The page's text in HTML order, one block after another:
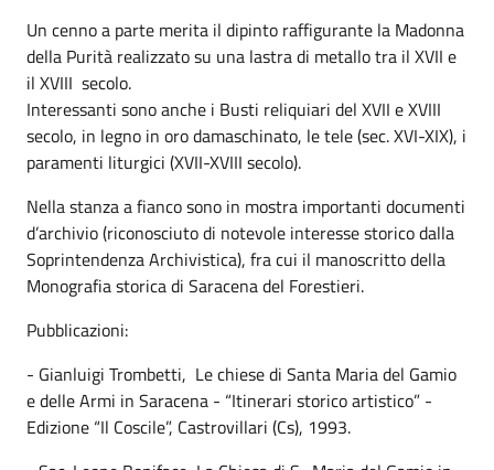
Un cenno a parte merita il dipinto raffigurante la Madonna
della Purità realizzato su una lastra di metallo tra il XVII e
il XVIII secolo.
Interessanti sono anche i Busti reliquiari del XVII e XVIII
secolo, in legno in oro damaschinato, le tele (sec. XVI-XIX), i
paramenti liturgici (XVII-XVIII secolo).
Nella stanza a fianco sono in mostra importanti documenti
d’archivio (riconosciuto di notevole interesse storico dalla
Soprintendenza Archivistica), fra cui il manoscritto della
Monografia storica di Saracena del Forestieri.
Pubblicazioni:
- Gianluigi Trombetti, Le chiese di Santa Maria del Gamio
e delle Armi in Saracena - “Itinerari storico artistico” -
Edizione “Il Coscile”, Castrovillari (Cs), 1993.